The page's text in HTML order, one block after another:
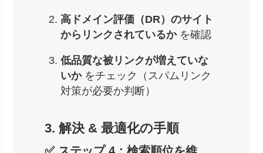
高ドメイン評価（DR）のサイト
からリンクされているかを確認
低品質な被リンクが増えていな
いかをチェック（スパムリンク
対策が必要か判断）
3. 解決 & 最適化の手順